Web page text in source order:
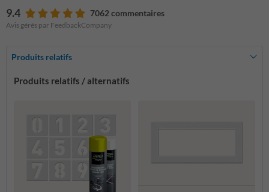
9.4 7062 commentaires
Avis gérés par FeedbackCompany
Produits relatifs
Produits relatifs / alternatifs